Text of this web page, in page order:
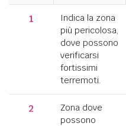
1
Indica la zona
più pericolosa,
dove possono
verificarsi
fortissimi
terremoti.
2
Zona dove
possono